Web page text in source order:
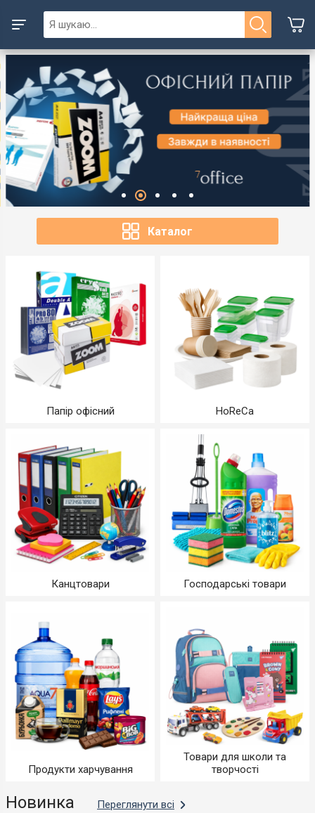
Каталог
Папір офісний HoReCa
Канцтовари Господарські товари
Продукти харчування
Товари для школи та
творчості
Новинка Переглянути всі